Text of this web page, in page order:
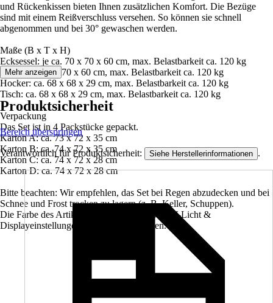
und Rückenkissen bieten Ihnen zusätzlichen Komfort. Die Bezüge
sind mit einem Reißverschluss versehen. So können sie schnell
abgenommen und bei 30° gewaschen werden.
Maße (B x T x H)
Ecksessel: je ca. 70 x 70 x 60 cm, max. Belastbarkeit ca. 120 kg
Sessel: ca. 68 x 70 x 60 cm, max. Belastbarkeit ca. 120 kg
Hocker: ca. 68 x 68 x 29 cm, max. Belastbarkeit ca. 120 kg
Tisch: ca. 68 x 68 x 29 cm, max. Belastbarkeit ca. 120 kg
Verpackung
Das Set ist in 4 Packstücke gepackt.
Karton A: ca. 73 x 72 x 35 cm
Karton B: ca. 74 x 72 x 35 cm
Karton C: ca. 74 x 72 x 28 cm
Karton D: ca. 74 x 72 x 28 cm
Bitte beachten: Wir empfehlen, das Set bei Regen abzudecken und bei
Schnee und Frost trocken zu lagern (z. B. Keller, Schuppen).
Die Farbe des Artikels kann aufgrund von UV-Licht &
Displayeinstellungen vom Foto abweichen.
Mehr anzeigen
Produktsicherheit
Bereich überspringen
Verantwortlich für Produktsicherheit: Siehe Herstellerinformationen .